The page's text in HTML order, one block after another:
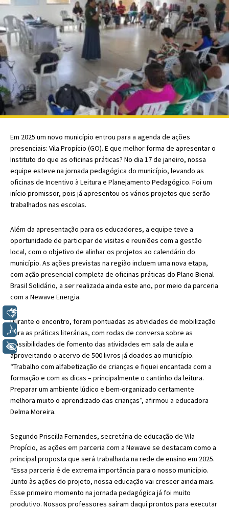
Em 2025 um novo município entrou para a agenda de ações
presenciais: Vila Propício (GO). E que melhor forma de apresentar o
Instituto do que as oficinas práticas? No dia 17 de janeiro, nossa
equipe esteve na jornada pedagógica do município, levando as
oficinas de Incentivo à Leitura e Planejamento Pedagógico. Foi um
início promissor, pois já apresentou os vários projetos que serão
trabalhados nas escolas.
Além da apresentação para os educadores, a equipe teve a
oportunidade de participar de visitas e reuniões com a gestão
local, com o objetivo de alinhar os projetos ao calendário do
município. As ações previstas na região incluem uma nova etapa,
com ação presencial completa de oficinas práticas do Plano Bienal
Brasil Solidário, a ser realizada ainda este ano, por meio da parceria
com a Newave Energia.
Durante o encontro, foram pontuadas as atividades de mobilização
para as práticas literárias, com rodas de conversa sobre as
possibilidades de fomento das atividades em sala de aula e
aproveitando o acervo de 500 livros já doados ao município.
“Trabalho com alfabetização de crianças e fiquei encantada com a
formação e com as dicas – principalmente o cantinho da leitura.
Preparar um ambiente lúdico e bem-organizado certamente
melhora muito o aprendizado das crianças”, afirmou a educadora
Delma Moreira.
Segundo Priscilla Fernandes, secretária de educação de Vila
Propício, as ações em parceria com a Newave se destacam como a
principal proposta que será trabalhada na rede de ensino em 2025.
“Essa parceria é de extrema importância para o nosso município.
Junto às ações do projeto, nossa educação vai crescer ainda mais.
Esse primeiro momento na jornada pedagógica já foi muito
produtivo. Nossos professores saíram daqui prontos para executar
Voz
+ Acessibilidade